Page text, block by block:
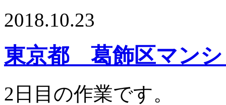
2018.10.23
東京都 葛飾区マンシ
2日目の作業です。